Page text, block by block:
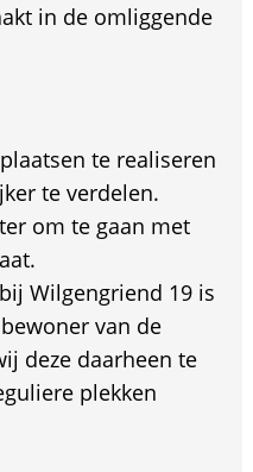
in de omliggende
te realiseren
te verdelen.
om te gaan met
Wilgengriend 19 is
van de
deze daarheen te
plekken